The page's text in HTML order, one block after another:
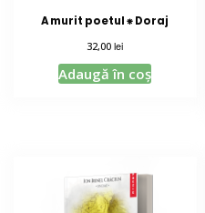
A murit poetul ⁕ Doraj
32,00lei
Adaugă în coș